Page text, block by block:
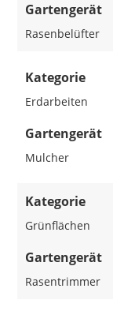
Gartengerät
Rasenbelüfter
Kategorie
Erdarbeiten
Gartengerät
Mulcher
Kategorie
Grünflächen
Gartengerät
Rasentrimmer